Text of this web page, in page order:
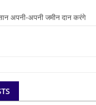
अपनी-अपनी जमीन दान करंगे